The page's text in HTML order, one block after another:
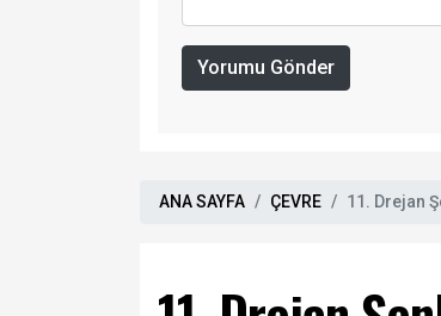
Yorumu Gönder
ANA SAYFA ÇEVRE 11. Drejan